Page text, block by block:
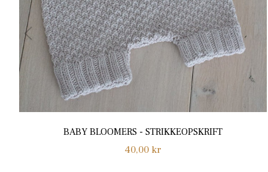
BABY BLOOMERS - STRIKKEOPSKRIFT
Normalpris
40,00 kr